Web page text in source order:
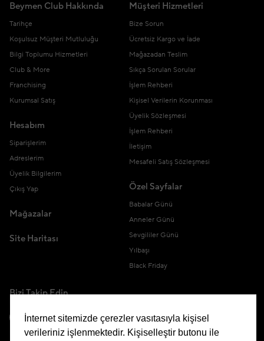
Beymen Club Hakkında
Tarihçe
Koşulsuz Müşteri Mutluluğu
Bilgi Toplumu Hizmetleri
Club & More
Franchising
Kurumsal Satış
Hesabım
Siparişlerim
Adreslerim
Üyelik Bilgilerim
Çıkış Yap
Mağazalar
Site Haritası
Müşteri Hizmetleri
Bize Sorun
Ücretsiz Kargo ve İade
Mağazadan Teslim
Sıkça Sorulan Sorular
İşlem Rehberi
Kişisel Verilerin Korunması
Üyelik Sözleşmesi
İşlem Rehberi
İletişim
Mesafeli Satış Sözleşmesi
Özel Sayfalar
Babalar Günü
Anneler Günü
Sevgililer Günü
Yılbaşı
Black Friday
Bizi Takip Edin
İnternet sitemizde çerezler vasıtasıyla kişisel
verileriniz işlenmektedir. Kişiselleştir butonu ile